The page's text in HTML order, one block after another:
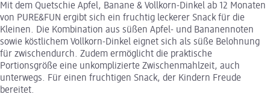
Mit dem Quetschie Apfel, Banane & Vollkorn-Dinkel ab 12 Monaten
von PURE&FUN ergibt sich ein fruchtig leckerer Snack für die
Kleinen. Die Kombination aus süßen Apfel- und Bananennoten
sowie köstlichem Vollkorn-Dinkel eignet sich als süße Belohnung
für zwischendurch. Zudem ermöglicht die praktische
Portionsgröße eine unkomplizierte Zwischenmahlzeit, auch
unterwegs. Für einen fruchtigen Snack, der Kindern Freude
bereitet.